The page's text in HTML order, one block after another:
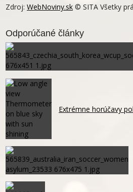
Zdroj: WebNoviny.sk © SITA Všetky
Odporúčané články
Extrémne horúčavy